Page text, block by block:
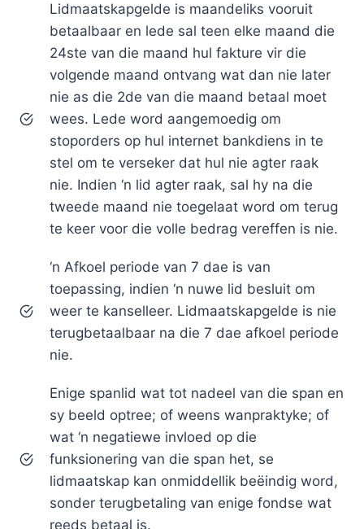
Lidmaatskapgelde is maandeliks vooruit
betaalbaar en lede sal teen elke maand die
24ste van die maand hul fakture vir die
volgende maand ontvang wat dan nie later
nie as die 2de van die maand betaal moet
wees. Lede word aangemoedig om
stoporders op hul internet bankdiens in te
stel om te verseker dat hul nie agter raak
nie. Indien ‘n lid agter raak, sal hy na die
tweede maand nie toegelaat word om terug
te keer voor die volle bedrag vereffen is nie.
‘n Afkoel periode van 7 dae is van
toepassing, indien ‘n nuwe lid besluit om
weer te kanselleer. Lidmaatskapgelde is nie
terugbetaalbaar na die 7 dae afkoel periode
nie.
Enige spanlid wat tot nadeel van die span en
sy beeld optree; of weens wanpraktyke; of
wat ‘n negatiewe invloed op die
funksionering van die span het, se
lidmaatskap kan onmiddellik beëindig word,
sonder terugbetaling van enige fondse wat
reeds betaal is.